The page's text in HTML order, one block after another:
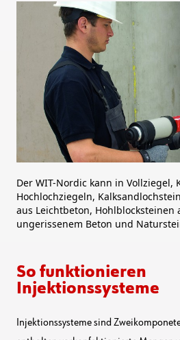
Der WIT-Nordic kann in Vollziegel,
Hochlochziegeln,
aus Leichtbeton, Hohlblocksteinen
ungerissenem Beton und
So funktionieren
Injektionssysteme
Injektionssysteme sind